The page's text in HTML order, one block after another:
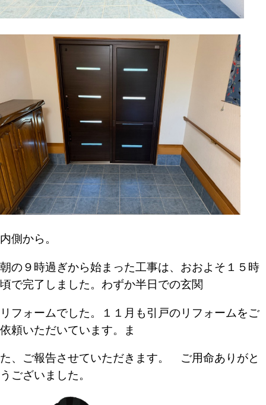
内側から。
朝の９時過ぎから始まった工事は、おおよそ１５時
頃で完了しました。わずか半日での玄関
リフォームでした。
１１月も引戸のリフォームをご
依頼いただいています。
ま
た、ご報告させていただきます。 ご用命ありがと
うございました。